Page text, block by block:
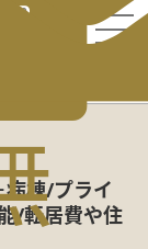
9:30-19:00
病棟/プライ
/転居費や住